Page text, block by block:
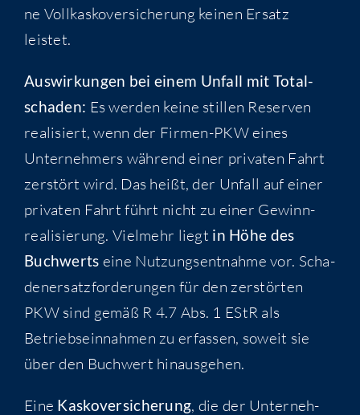
ne Voll­kas­ko­ver­si­che­rung kei­nen Ersatz
leistet.
Aus­wir­kun­gen bei einem Unfall mit Total­
scha­den: Es wer­den kei­ne stil­len Reser­ven
rea­li­siert, wenn der Fir­men-PKW eines
Unter­neh­mers wäh­rend einer pri­va­ten Fahrt
zer­stört wird. Das heißt, der Unfall auf einer
pri­va­ten Fahrt führt nicht zu einer Gewinn­
rea­li­sie­rung. Viel­mehr liegt in Höhe des
Buch­werts eine Nut­zungs­ent­nah­me vor. Scha­
den­er­satz­for­de­run­gen für den zer­stör­ten
PKW sind gemäß R 4.7 Abs. 1 EStR als
Betriebs­ein­nah­men zu erfas­sen, soweit sie
über den Buch­wert hinausgehen.
Eine Kas­ko­ver­si­che­rung, die der Unter­neh­